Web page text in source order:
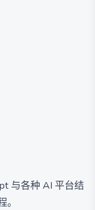
与各种 AI 平台结